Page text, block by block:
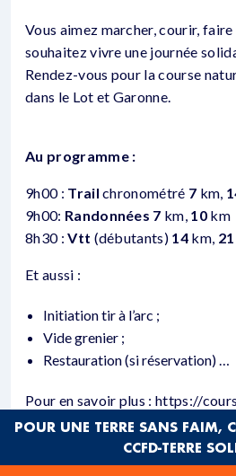
Vous aimez marcher, courir,
souhaitez vivre une journée
Rendez-vous pour la course
dans le Lot et Garonne.
Au programme :
9h00 : Trail chronométré 7 km,
9h00: Randonnées 7 km, 10 km
8h30 : Vtt (débutants) 14 km, 21
Et aussi :
Initiation tir à l’arc ;
Vide grenier ;
Restauration (si réservation) …
Pour en savoir plus : https://
plateaux.jimdo.com/
POUR UNE TERRE SANS FAIM,
CCFD-TERRE